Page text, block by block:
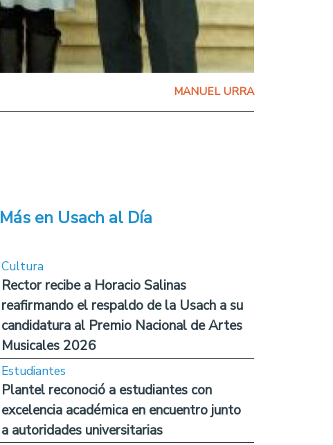
MANUEL URRA
Más en Usach al Día
Cultura
Rector recibe a Horacio Salinas
reafirmando el respaldo de la Usach a su
candidatura al Premio Nacional de Artes
Musicales 2026
Estudiantes
Plantel reconoció a estudiantes con
excelencia académica en encuentro junto
a autoridades universitarias